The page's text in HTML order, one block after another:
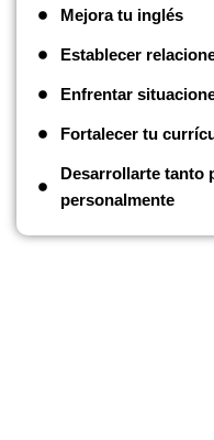
Mejora tu inglés
Establecer
Enfrentar
Fortalecer tu
Desarrollarte tanto
personalmente